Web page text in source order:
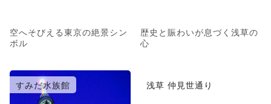
空へそびえる東京の絶景シン
ボル
歴史と賑わいが息づく浅草の
心
すみだ水族館 浅草 仲見世通り